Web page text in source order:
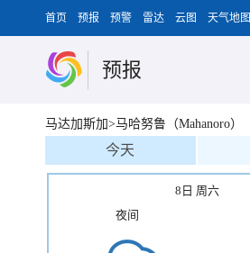
首页 预报 预警 雷达 云图 天气地图
预报
马达加斯加>马哈努鲁（Mahanoro）
今天
8日 周六
夜间